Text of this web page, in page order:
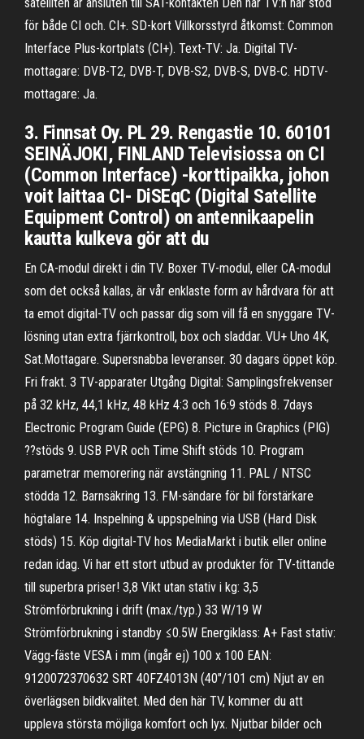
för både CI och. CI+. SD-kort Villkorsstyrd åtkomst: Common
Interface Plus-kortplats (CI+). Text-TV: Ja. Digital TV-
mottagare: DVB-T2, DVB-T, DVB-S2, DVB-S, DVB-C. HDTV-
mottagare: Ja.
3. Finnsat Oy. PL 29. Rengastie 10. 60101
SEINÄJOKI, FINLAND Televisiossa on CI
(Common Interface) -korttipaikka, johon
voit laittaa CI- DiSEqC (Digital Satellite
Equipment Control) on antennikaapelin
kautta kulkeva gör att du
En CA-modul direkt i din TV. Boxer TV-modul, eller CA-modul
som det också kallas, är vår enklaste form av hårdvara för att
ta emot digital-TV och passar dig som vill få en snyggare TV-
lösning utan extra fjärrkontroll, box och sladdar. VU+ Uno 4K,
Sat.Mottagare. Supersnabba leveranser. 30 dagars öppet köp.
Fri frakt. 3 TV-apparater Utgång Digital: Samplingsfrekvenser
på 32 kHz, 44,1 kHz, 48 kHz 4:3 och 16:9 stöds 8. 7days
Electronic Program Guide (EPG) 8. Picture in Graphics (PIG)
??stöds 9. USB PVR och Time Shift stöds 10. Program
parametrar memorering när avstängning 11. PAL / NTSC
stödda 12. Barnsäkring 13. FM-sändare för bil förstärkare
högtalare 14. Inspelning & uppspelning via USB (Hard Disk
stöds) 15. Köp digital-TV hos MediaMarkt i butik eller online
redan idag. Vi har ett stort utbud av produkter för TV-tittande
till superbra priser! 3,8 Vikt utan stativ i kg: 3,5
Strömförbrukning i drift (max./typ.) 33 W/19 W
Strömförbrukning i standby ≤0.5W Energiklass: A+ Fast stativ:
Vägg-fäste VESA i mm (ingår ej) 100 x 100 EAN:
9120072370632 SRT 40FZ4013N (40"/101 cm) Njut av en
överlägsen bildkvalitet. Med den här TV, kommer du att
uppleva största möjliga komfort och lyx. Njutbar bilder och